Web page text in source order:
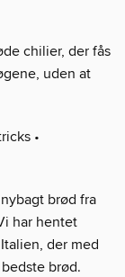
chilier, der fås
uden at
•
brød fra
har hentet
der med
brød.